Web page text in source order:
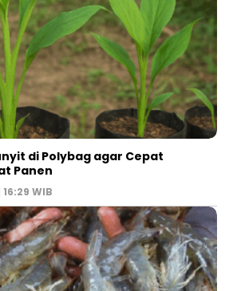
di Polybag agar Cepat
Panen
WIB